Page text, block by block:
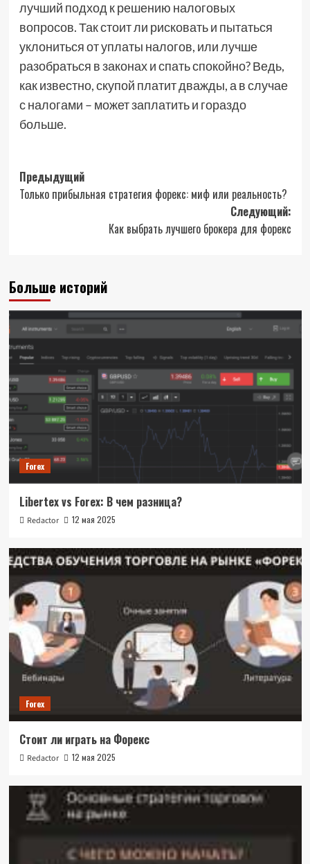
лучший подход к решению налоговых
вопросов. Так стоит ли рисковать и пытаться
уклониться от уплаты налогов, или лучше
разобраться в законах и спать спокойно? Ведь,
как известно, скупой платит дважды, а в случае
с налогами – может заплатить и гораздо
больше.
Навигация
записи
Предыдущий
Только прибыльная стратегия форекс: миф или реальность?
Следующий:
Как выбрать лучшего брокера для форекс
Больше историй
Forex
Libertex vs Forex: В чем разница?
Redactor 12 мая 2025
Forex
Стоит ли играть на Форекс
Redactor 12 мая 2025